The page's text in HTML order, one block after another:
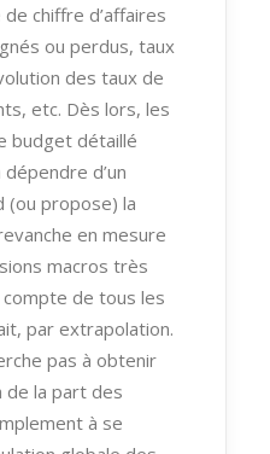
chiffre d’affaires
ou perdus, taux
des taux de
etc. Dès lors, les
budget détaillé
d’un
(ou propose) la
en mesure
macros très
de tous les
par extrapolation.
pas à obtenir
de la part des
à se